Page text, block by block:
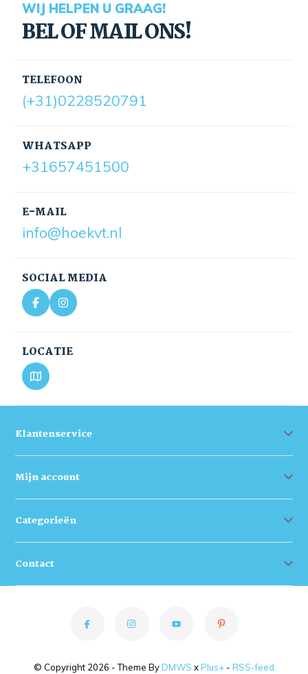
WIJ HELPEN U GRAAG!
BEL OF MAIL ONS!
TELEFOON
(+31)0228520791
E-MAIL
info@hoekvt.nl
WHATSAPP
+31657451500
SOCIAL MEDIA
LOCATIE
Klantenservice
Mijn account
Categorieën
Contact
© Copyright 2026 - Theme By DMWS x Plus+ - RSS-feed